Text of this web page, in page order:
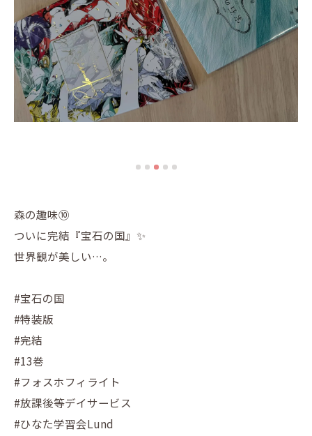
森の趣味⑩
ついに完結『宝石の国』✨
世界観が美しい…。
#宝石の国
#特装版
#完結
#13巻
#フォスホフィライト
#放課後等デイサービス
#ひなた学習会Lund